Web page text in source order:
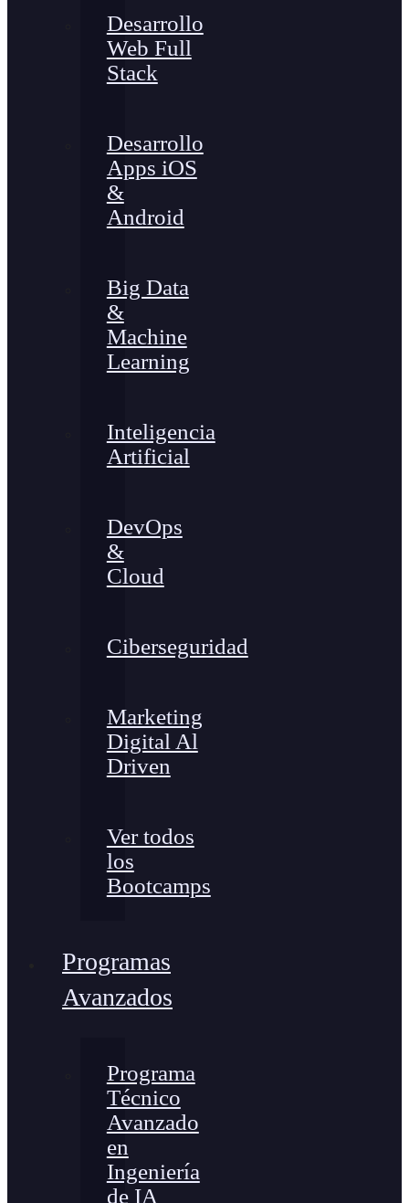
Desarrollo
Web Full
Stack
Desarrollo
Apps iOS
&
Android
Big Data
&
Machine
Learning
Inteligencia
Artificial
DevOps
&
Cloud
Ciberseguridad
Marketing
Digital Al
Driven
Ver todos
los
Bootcamps
Programas
Avanzados
Programa
Técnico
Avanzado
en
Ingeniería
de IA